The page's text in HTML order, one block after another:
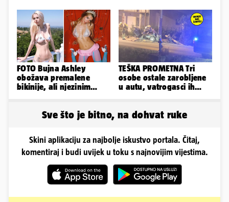
FOTO Bujna Ashley
obožava premalene
bikinije, ali njezinim
TEŠKA PROMETNA Tri
osobe ostale zarobljene
u autu, vatrogasci ih
Sve što je bitno, na dohvat ruke
Skini aplikaciju za najbolje iskustvo portala. Čitaj,
komentiraj i budi uvijek u toku s najnovijim vijestima.